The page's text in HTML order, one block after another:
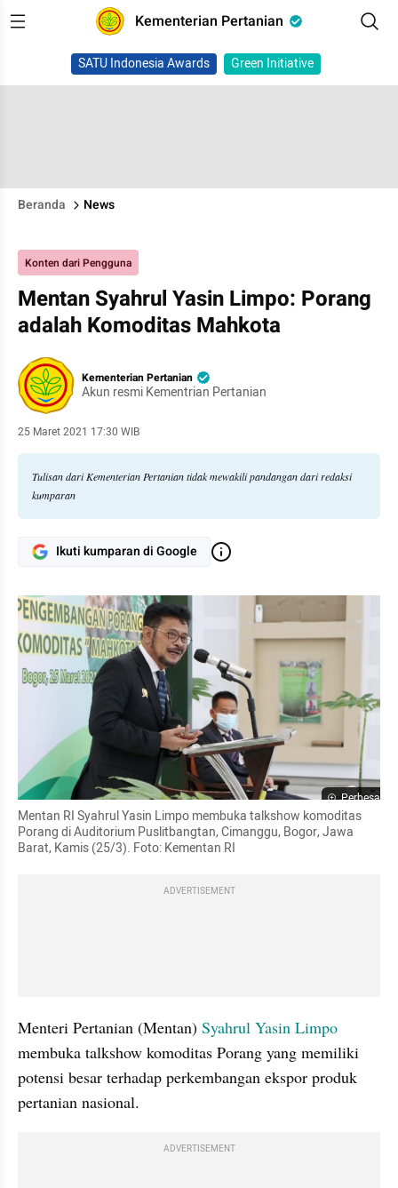
Kementerian Pertanian
SATU Indonesia Awards Green Initiative
Beranda News
Konten dari Pengguna
Mentan Syahrul Yasin Limpo: Porang
adalah Komoditas Mahkota
Kementerian Pertanian
Akun resmi Kementrian Pertanian
25 Maret 2021 17:30 WIB
Tulisan dari Kementerian Pertanian tidak mewakili pandangan dari redaksi
kumparan
Ikuti kumparan di Google
Perbesar
Mentan RI Syahrul Yasin Limpo membuka talkshow komoditas
Porang di Auditorium Puslitbangtan, Cimanggu, Bogor, Jawa
Barat, Kamis (25/3). Foto: Kementan RI
ADVERTISEMENT
Menteri Pertanian (Mentan) Syahrul Yasin Limpo
membuka talkshow komoditas Porang yang memiliki
potensi besar terhadap perkembangan ekspor produk
pertanian nasional.
ADVERTISEMENT